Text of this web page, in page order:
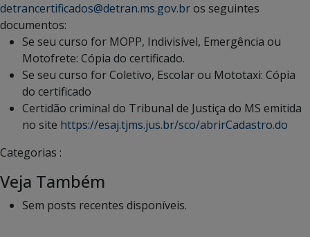
detrancertificados@detran.ms.gov.bros seguintes
documentos:
Se seu curso for MOPP, Indivisível, Emergência ou
Motofrete: Cópia do certificado.
Se seu curso for Coletivo, Escolar ou Mototaxi: Cópia
do certificado
Certidão criminal do Tribunal de Justiça do MS emitida
no site https://esaj.tjms.jus.br/sco/abrirCadastro.do
Categorias :
Veja Também
Sem posts recentes disponíveis.